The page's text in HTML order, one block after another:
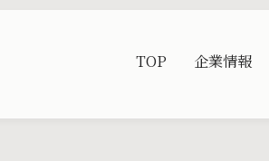
TOP 企業情報